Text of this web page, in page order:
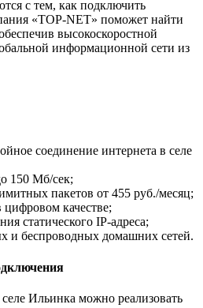
с тем, как подключить
«TOP-NET» поможет найти
высокоскоростной
информационной сети из
соединение интернета в селе
150 Мб/сек;
пакетов от 455 руб./месяц;
цифровом качестве;
статического IP-адреса;
и беспроводных домашних сетей.
Ильинка можно реализовать